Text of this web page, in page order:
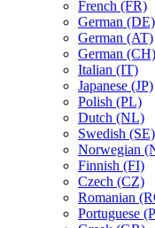
French (FR)
German (DE)
German (AT)
German (CH)
Italian (IT)
Japanese (JP)
Polish (PL)
Dutch (NL)
Swedish (SE)
Norwegian
Finnish (FI)
Czech (CZ)
Romanian
Portuguese